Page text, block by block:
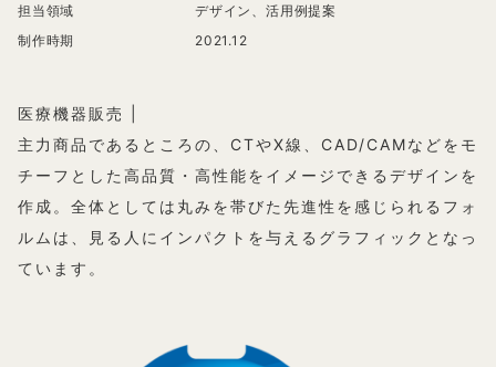
担当領域
デザイン、活用例提案
制作時期
2021.12
医療機器販売 |
主力商品であるところの、CTやX線、CAD/CAMなどをモ
チーフとした高品質・高性能をイメージできるデザインを
作成。全体としては丸みを帯びた先進性を感じられるフォ
ルムは、見る人にインパクトを与えるグラフィックとなっ
ています。